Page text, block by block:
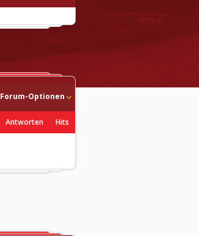
Forum-Optionen
Antworten Hits